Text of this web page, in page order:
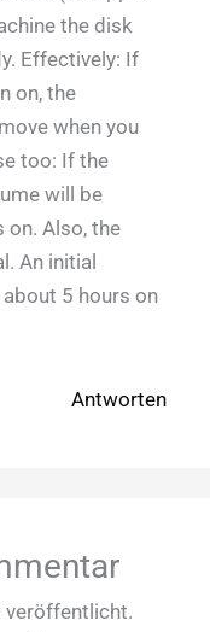
the disk
Effectively: If
on, the
when you
too: If the
will be
on. Also, the
An initial
5 hours on
Antworten
veröffentlicht.